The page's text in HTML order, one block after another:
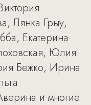
Лянка Грыу,
Екатерина
Юлия
Бежко, Ирина
и многие